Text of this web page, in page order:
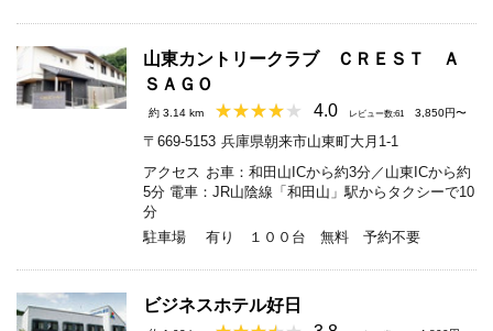
山東カントリークラブ ＣＲＥＳＴ Ａ
ＳＡＧＯ
約 3.14 km 4.0 レビュー数:61 3,850円〜
〒669-5153 兵庫県朝来市山東町大月1-1
アクセス お車：和田山ICから約3分／山東ICから約
5分 電車：JR山陰線「和田山」駅からタクシーで10
分
駐車場
有り １００台 無料 予約不要
ビジネスホテル好日